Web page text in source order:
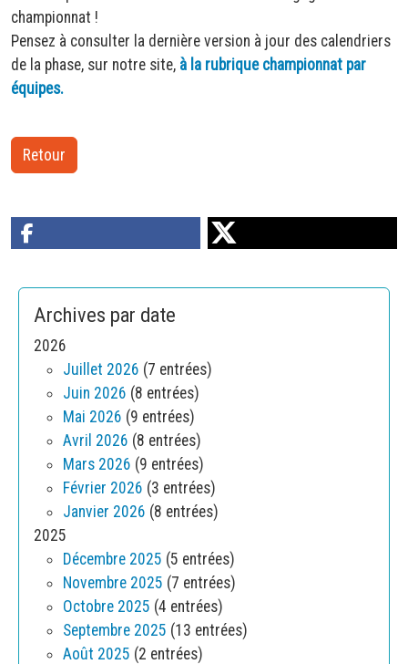
championnat !
Pensez à consulter la dernière version à jour des calendriers
de la phase, sur notre site, à la rubrique championnat par
équipes.
Retour
Archives par date
2026
Juillet 2026 (7 entrées)
Juin 2026 (8 entrées)
Mai 2026 (9 entrées)
Avril 2026 (8 entrées)
Mars 2026 (9 entrées)
Février 2026 (3 entrées)
Janvier 2026 (8 entrées)
2025
Décembre 2025 (5 entrées)
Novembre 2025 (7 entrées)
Octobre 2025 (4 entrées)
Septembre 2025 (13 entrées)
Août 2025 (2 entrées)